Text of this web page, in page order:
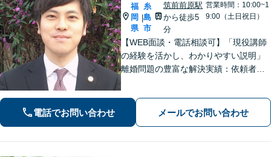
福
岡
県
|
糸
島
市
筑前前原駅
から徒歩5
分
営業時間：10:00~1
9:00（土日祝日）
【WEB面談・電話相談可】「現役講師
の経験を活かし、わかりやすい説明」
離婚問題の豊富な解決実績：依頼者さ
金問題：豊富な相談実績で借金の苦し
みへの深く共感」ご依頼後は最短で督
電話でお問い合わせ メールでお問い合わせ